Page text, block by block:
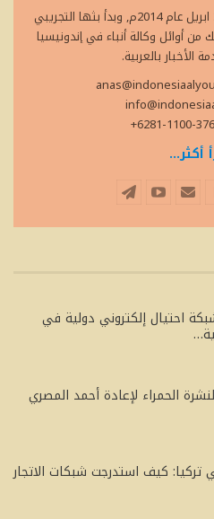
وتأسس إندونيسيا اليوم في 24 ابريل عام 2014م, وبدأ بثها التجريبي
لتكون بذلك من أوائل وكالة أنباء في إندونيسيا
الأخبار بالعربية.
أكثر...
احتيال إلكتروني دولية في
الحمراء لإعادة أحمد المصري
كيف استدرجت شبكات الاتجار